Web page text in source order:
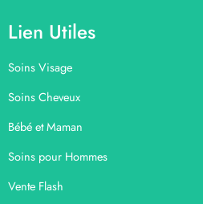
Lien Utiles
Soins Visage
Soins Cheveux
Bébé et Maman
Soins pour Hommes
Vente Flash